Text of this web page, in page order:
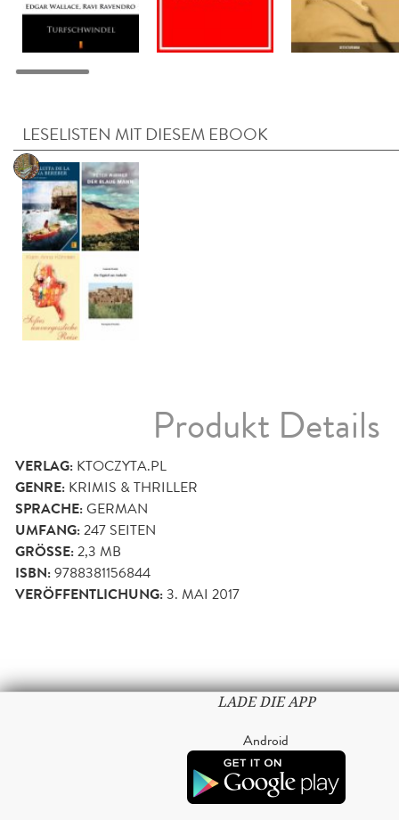
LESELISTEN MIT DIESEM EBOOK
Produkt Details
VERLAG: KTOCZYTA.PL
GENRE: KRIMIS & THRILLER
SPRACHE:GERMAN
UMFANG:247 SEITEN
GRÖSSE: 2,3 MB
ISBN:9788381156844
VERÖFFENTLICHUNG:3. MAI 2017
LADE DIE APP
Android